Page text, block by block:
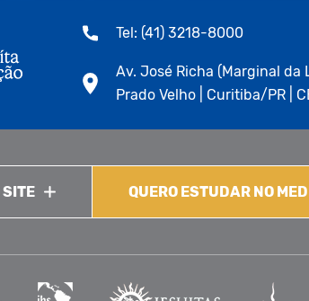
Tel: (41) 3218-8000
Av. José Richa (Marginal da
Prado Velho | Curitiba/PR |
SITE QUERO ESTUDAR NO